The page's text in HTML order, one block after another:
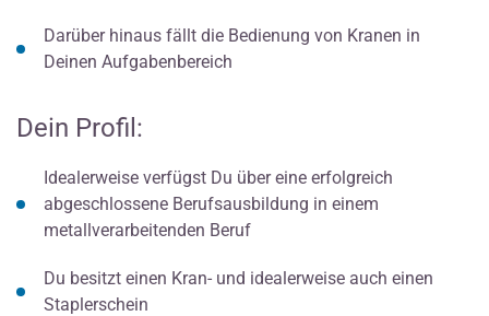
Darüber hinaus fällt die Bedienung von Kranen in
Deinen Aufgabenbereich
Dein Profil:
Idealerweise verfügst Du über eine erfolgreich
abgeschlossene Berufsausbildung in einem
metallverarbeitenden Beruf
Du besitzt einen Kran- und idealerweise auch einen
Staplerschein